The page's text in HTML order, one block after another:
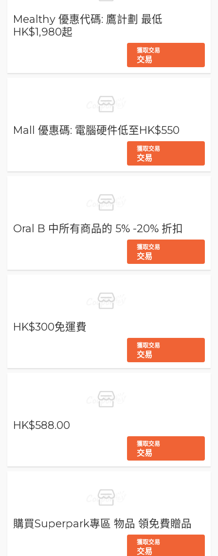
Mealthy 優惠代碼: 鷹計劃 最低
HK$1,980起
獲取交易
交易
Mall 優惠碼: 電腦硬件低至HK$550
獲取交易
交易
Oral B 中所有商品的 5% -20% 折扣
獲取交易
交易
HK$300免運費
獲取交易
交易
HK$588.00
獲取交易
交易
購買Superpark專區 物品 領免費贈品
獲取交易
交易